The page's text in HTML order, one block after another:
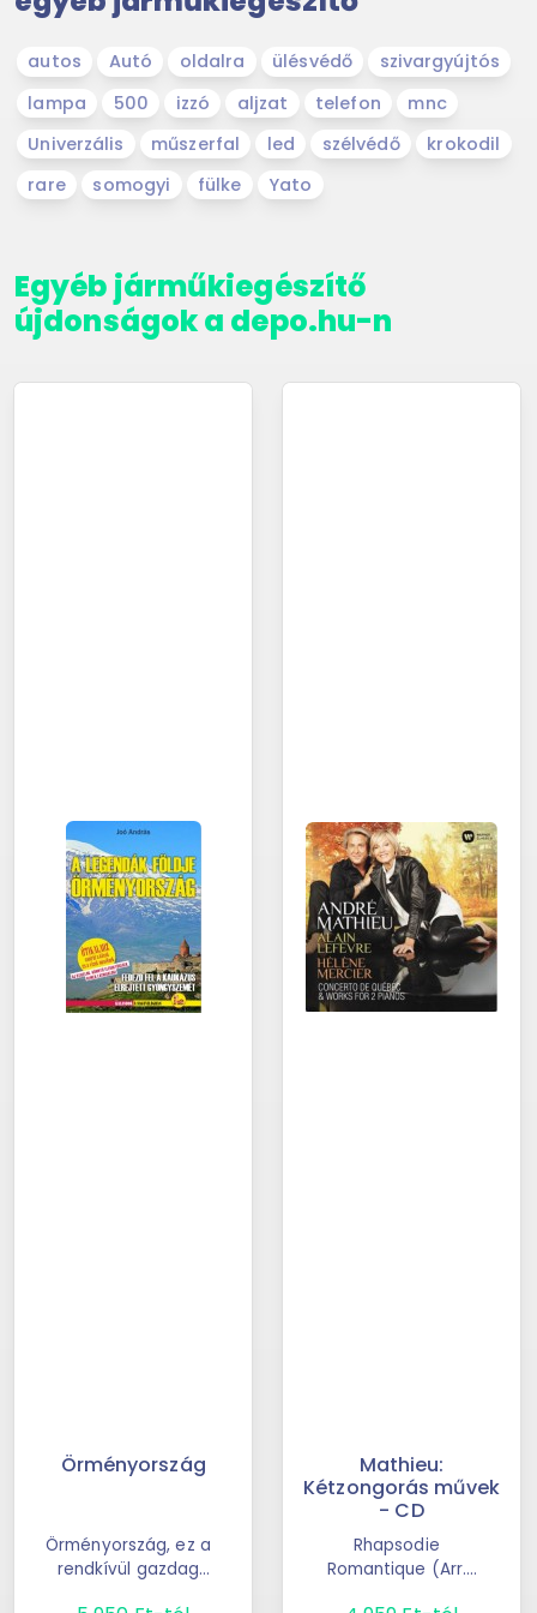
autos Autó oldalra ülésvédő
szivargyújtós
lampa
500 izzó aljzat telefon
mnc
Univerzális
műszerfal led szélvédő
krokodil
rare
somogyi fülke Yato
Egyéb járműkiegészítő
újdonságok a depo.hu-n
Örményország
Örményország, ez a
rendkívül gazdag
Mathieu:
Kétzongorás művek
- CD
Rhapsodie
Romantique (Arr.